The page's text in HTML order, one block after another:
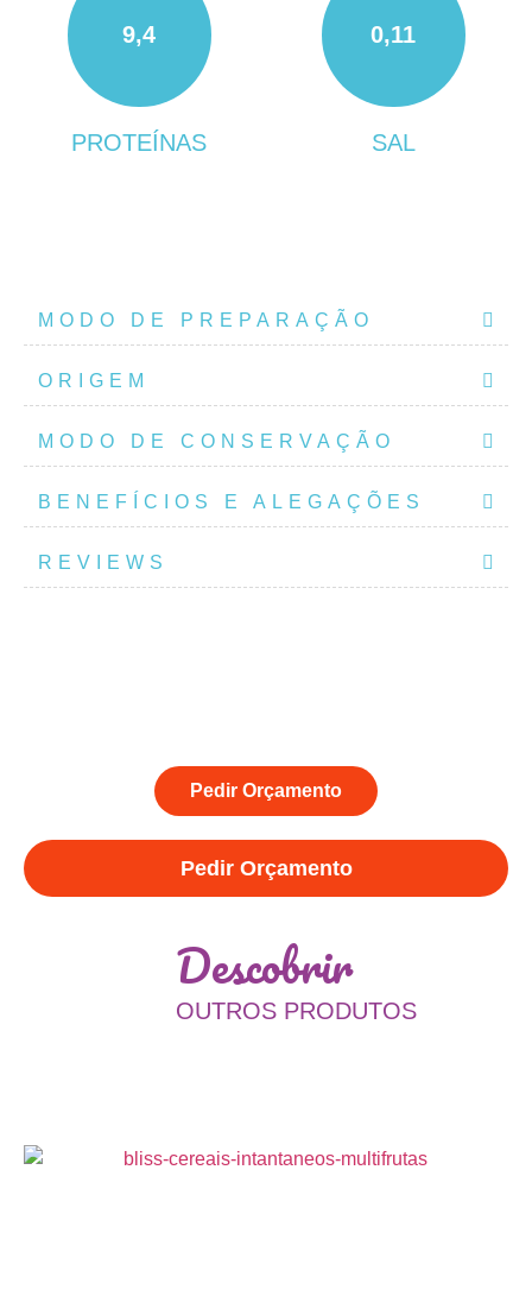
9,4
PROTEÍNAS
0,11
SAL
MODO DE PREPARAÇÃO
ORIGEM
MODO DE CONSERVAÇÃO
BENEFÍCIOS E ALEGAÇÕES
REVIEWS
Pedir Orçamento
Pedir Orçamento
Descobrir
OUTROS PRODUTOS